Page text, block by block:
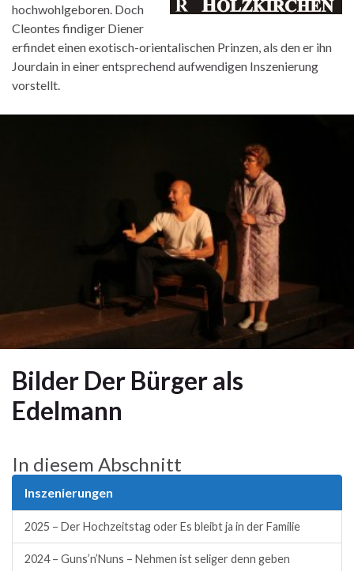
hochwohlgeboren. Doch
Cleontes findiger Diener
erfindet einen exotisch-orientalischen Prinzen, als den er ihn
Jourdain in einer entsprechend aufwendigen Inszenierung
vorstellt.
Bilder Der Bürger als
Edelmann
In diesem Abschnitt
Inszenierungen
2025 – Der Hochzeitstag oder Es bleibt ja in der Familie
2024 – Guns’n’Nuns – Nehmen ist seliger denn geben